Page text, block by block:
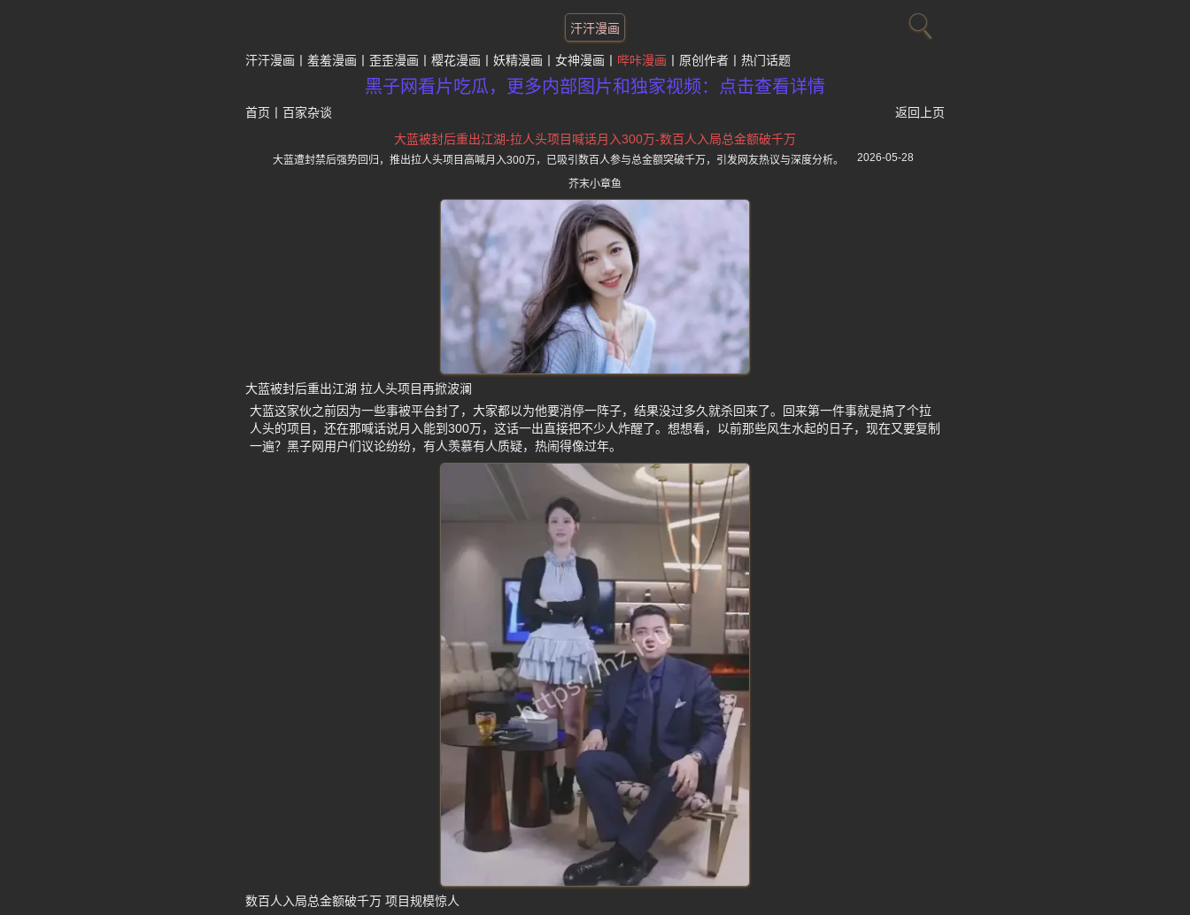
汗汗漫画
汗汗漫画 羞羞漫画 歪歪漫画 樱花漫画 妖精漫画 女神漫画 哔咔漫画 原创作者 热门话题
黑子网看片吃瓜，更多内部图片和独家视频：点击查看详情
首页 百家杂谈
返回上页
大蓝被封后重出江湖-拉人头项目喊话月入300万-数百人入局总金额破千万
大蓝遭封禁后强势回归，推出拉人头项目高喊月入300万，已吸引数百人参与总金额突破千万，引发网友热议与深度分析。 2026-05-28
芥末小章鱼
大蓝被封后重出江湖 拉人头项目再掀波澜
大蓝这家伙之前因为一些事被平台封了，大家都以为他要消停一阵子，结果没过多久就杀回来了。回来第一件事就是搞了个拉
人头的项目，还在那喊话说月入能到300万，这话一出直接把不少人炸醒了。想想看，以前那些风生水起的日子，现在又要复制
一遍？黑子网用户们议论纷纷，有人羡慕有人质疑，热闹得像过年。
数百人入局总金额破千万 项目规模惊人